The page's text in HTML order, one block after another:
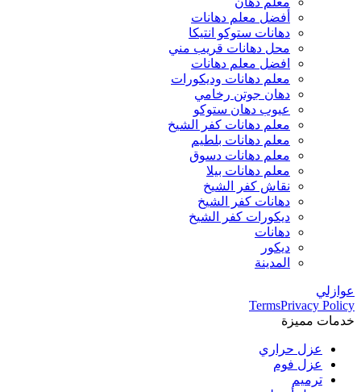
أفضل معلم دهانات
دهانات ستوكو انتيكا
محل دهانات قريب مني
افضل معلم دهانات
معلم دهانات وديكورات
دهان جوتن رخامي
عيوب دهان ستوكو
معلم دهانات كفر الشيخ
معلم دهانات بلطيم
معلم دهانات دسوق
معلم دهانات بيلا
نقاش كفر الشيخ
دهانات كفر الشيخ
ديكورات كفر الشيخ
دهانات
ديكور
المدينة
عوازلي
TermsPrivacy Policy
خدمات مميزة
عزل حراري
عزل فوم
ترميم